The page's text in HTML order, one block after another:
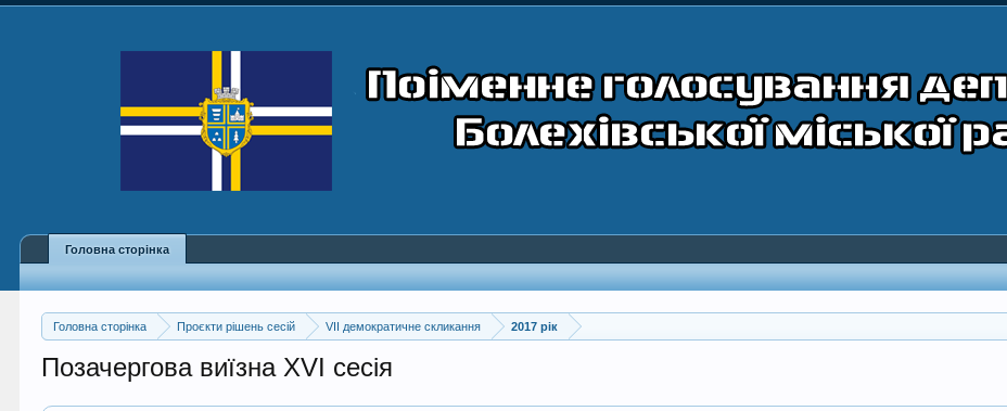
Головна сторінка Проєкти рішень сесій VII демократичне скликання 2017 рік
Позачергова виїзна XVI сесія
Головна сторінка